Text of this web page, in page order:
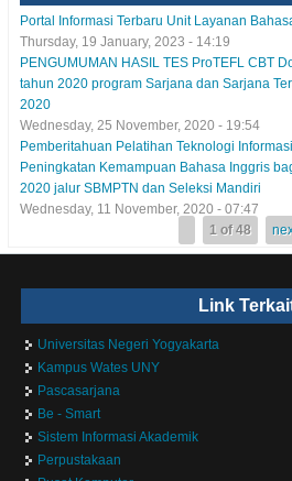
Portal Informasi Terbaru Unit Layanan
Thursday, 19 January, 2023 - 14:19
PENGUMUMAN HASIL TES ProTEFL CBT
tahun 2020 program Sarjana dan Sarjana
2020
Wednesday, 25 November, 2020 - 19:54
Pemberitahuan Pelatihan Teknologi
Peningkatan Kemampuan Bahasa Inggris
2020 jalur SBMPTN dan Seleksi Mandiri
Wednesday, 11 November, 2020 - 07:47
1 of 48
Link
Universitas Negeri Yogyakarta
Kampus Wates UNY
Pascasarjana
Be - Smart
Sistem Informasi Akademik
Perpustakaan